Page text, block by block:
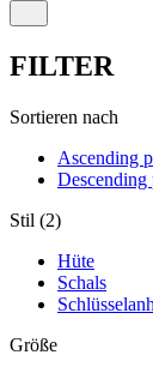
FILTER
Sortieren nach
Ascending
Descending
Stil (2)
Hüte
Schals
Größe